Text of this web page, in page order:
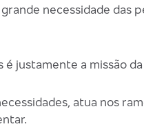
grande necessidade
justamente a missão
atua nos